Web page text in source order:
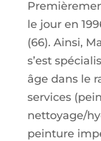
le jour en
(66). Ainsi,
s’est
âge dans le
services
nettoyage/
peinture